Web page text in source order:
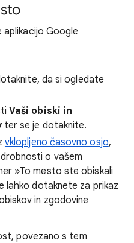
Google
da si ogledate
Vaši obiski in
ter se je dotaknite.
vklopljeno časovno osjo,
o vašem
»To mesto ste obiskali
lahko dotaknete za prikaz
in zgodovine
povezano s tem